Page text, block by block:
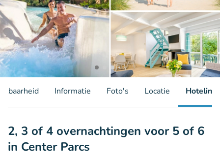
Informatie Foto's Locatie Hotelinfo
2, 3 of 4 overnachtingen voor 5 of 6
in Center Parcs